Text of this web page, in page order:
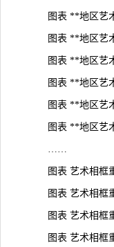
图表 **地区艺术
图表 **地区艺术
图表 **地区艺术
图表 **地区艺术
图表 **地区艺术
图表 **地区艺术
……
图表 艺术相框重
图表 艺术相框重
图表 艺术相框重
图表 艺术相框重